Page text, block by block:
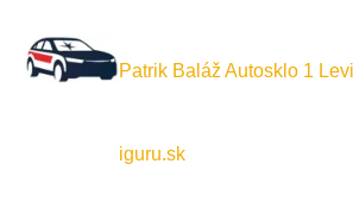
Patrik Baláž Autosklo 1
iguru.sk